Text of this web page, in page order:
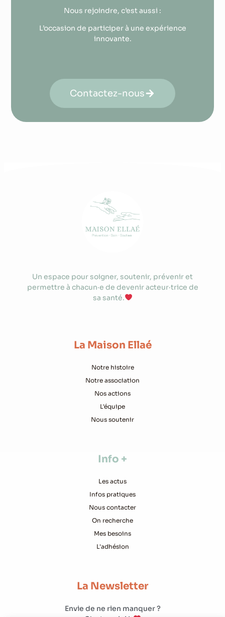
Nous rejoindre, c’est aussi :
L’occasion de participer à une expérience
innovante.
Contactez-nous
Un espace pour soigner, soutenir, prévenir et
permettre à chacun·e de devenir acteur·trice de
sa santé.
La Maison Ellaé
Notre histoire
Notre association
Nos actions
L'équipe
Nous soutenir
Info +
Les actus
Infos pratiques
Nous contacter
On recherche
Mes besoins
L'adhésion
La Newsletter
Envie de ne rien manquer ?